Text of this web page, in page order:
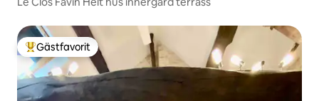
Populär gästfavorit
Gästfavorit